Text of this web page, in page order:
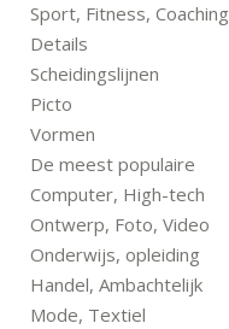
Sport, Fitness, Coaching
Details
Scheidingslijnen
Picto
Vormen
De meest populaire
Computer, High-tech
Ontwerp, Foto, Video
Onderwijs, opleiding
Handel, Ambachtelijk
Mode, Textiel